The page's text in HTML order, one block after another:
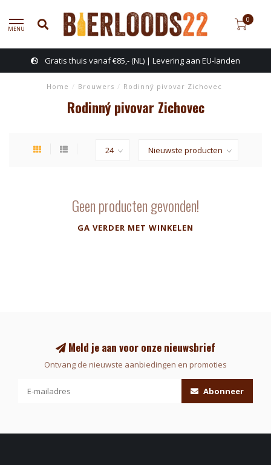
MENU
0
Gratis thuis vanaf €85,- (NL) | Levering aan EU-landen
Home / Brouwers / Rodinný pivovar Zichovec
Rodinný pivovar Zichovec
Geen producten gevonden!
GA VERDER MET WINKELEN
Meld je aan voor onze nieuwsbrief
Ontvang de nieuwste aanbiedingen en promoties
Abonneer